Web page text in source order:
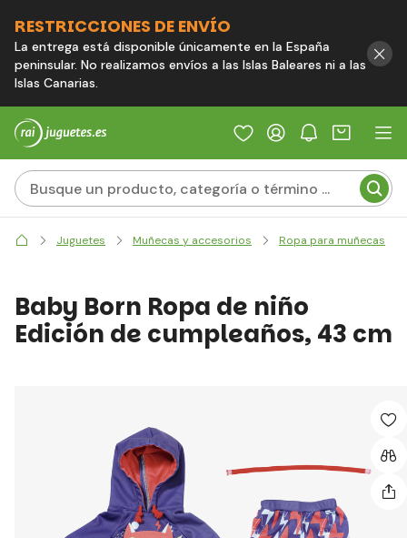
RESTRICCIONES DE ENVÍO
La entrega está disponible únicamente en la España
peninsular. No realizamos envíos a las Islas Baleares ni a las
Islas Canarias.
Juguetes Muñecas y accesorios Ropa para muñecas
Baby Born Ropa de niño
Edición de cumpleaños, 43 cm